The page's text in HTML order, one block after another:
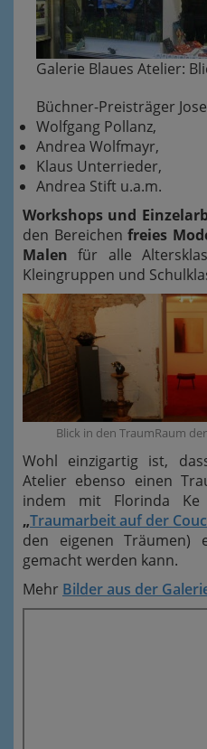
Galerie Blaues Atelier:
Büchner-Preisträger
Wolfgang Pollanz,
Andrea Wolfmayr,
Klaus Unterrieder,
Andrea Stift u.a.m.
Workshops und
den Bereichenfreies
Malen für alle
Kleingruppen und
Blick in den TraumRaum
Wohl einzigartig ist,
Atelier ebenso einen
indem mit Florinda Ke
„Traumarbeit auf der
den eigenen Träumen)
gemacht werden kann.
Mehr Bilder aus der